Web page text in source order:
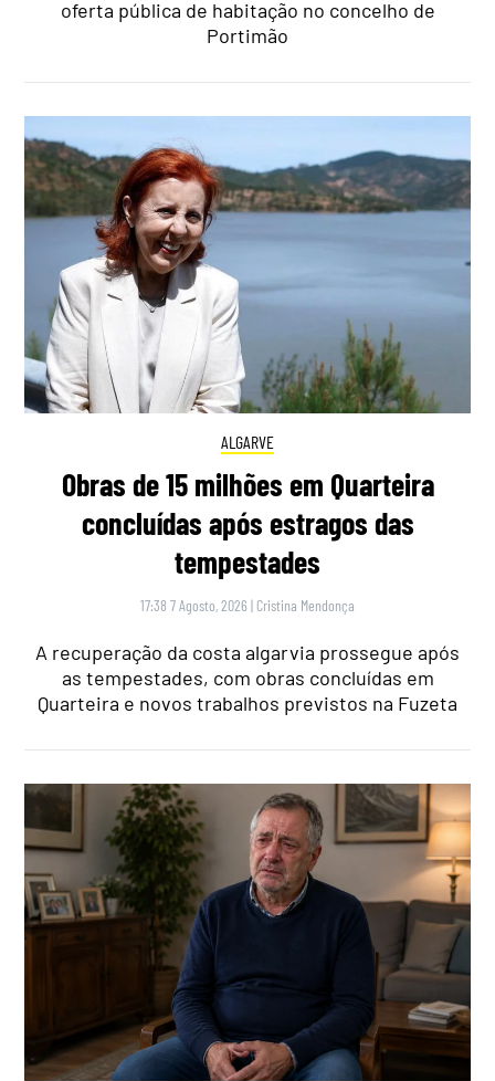
oferta pública de habitação no concelho de
Portimão
ALGARVE
Obras de 15 milhões em Quarteira
concluídas após estragos das
tempestades
17:38 7 Agosto, 2026 | Cristina Mendonça
A recuperação da costa algarvia prossegue após
as tempestades, com obras concluídas em
Quarteira e novos trabalhos previstos na Fuzeta